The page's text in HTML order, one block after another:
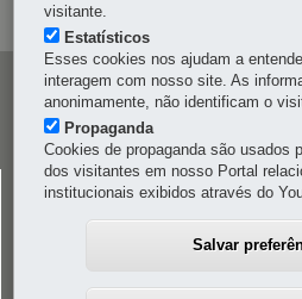
Navegação
principal
Rua Mateus Leme, 1561 - Bom Retiro
MAPA
41 3200-
visitante.
Estatísticos
Esses cookies nos ajudam a
interagem com nosso site. As
anonimamente, não identificam o
Propaganda
Cookies de propaganda são usados
dos visitantes em nosso Portal
institucionais exibidos através do
Salvar